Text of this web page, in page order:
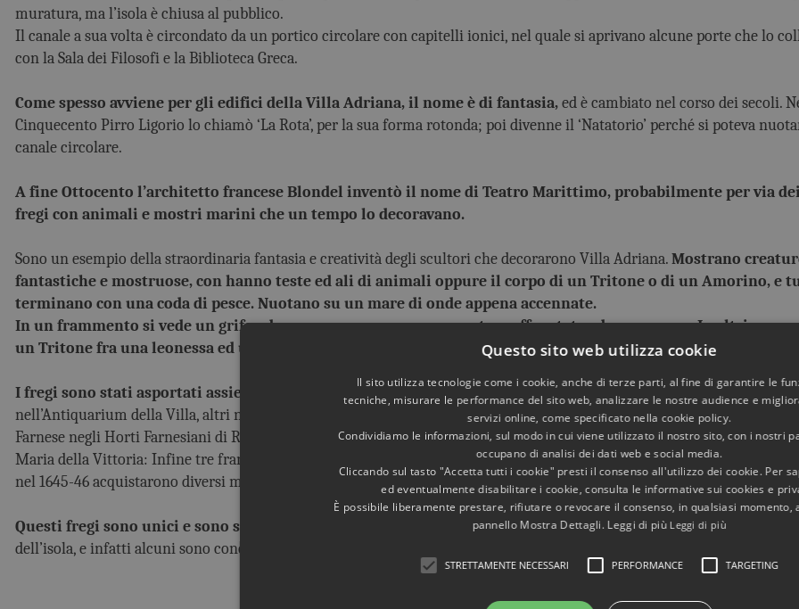
muratura, ma l’isola è chiusa al pubblico.
Il canale a sua volta è circondato da un portico circolare con capitelli ionici, nel quale si aprivano alcune porte che lo
con la Sala dei Filosofi e la Biblioteca Greca.
Come spesso avviene per gli edifici della Villa Adriana, il nome è di fantasia, ed è cambiato nel corso dei secoli.
Cinquecento Pirro Ligorio lo chiamò ‘La Rota’, per la sua forma rotonda; poi divenne il ‘Natatorio’ perché si poteva
canale circolare.
A fine Ottocento l’architetto francese Blondel inventò il nome di Teatro Marittimo, probabilmente per via
fregi con animali e mostri marini che un tempo lo decoravano.
Sono un esempio della straordinaria fantasia e creatività degli scultori che decorarono Villa Adriana. Mostrano
fantastiche e mostruose, con hanno teste ed ali di animali oppure il corpo di un Tritone o di un Amorino, e
terminano con una coda di pesce. Nuotano su un mare di onde appena accennate.
In un frammento si vede un grifo ed un caprone, oppure una pantera affrontata ad un caprone. In altri
un Tritone fra una leonessa ed un leone, un delfino oppure un drago marino cavalcati da un amorini.
I fregi sono stati asportati assieme alle colonne e ad altri marmi preziosi e si trovano oggi in diversi musei.
nell’Antiquarium della Villa, altri nell’Accademia dei Lincei di Roma, o nella Villa d’Este di Tivoli. Alcuni furono portati
Farnese negli Horti Farnesiani di Roma, altri ancora sono stati rintracciati a Percile non lontano da Roma, nella chiesa
Maria della Vittoria: Infine tre frammenti furono murati come decorazione nel complesso di Villa Doria Pamphili. I
nel 1645-46 acquistarono diversi marmi antichi a Tivoli.
Questi fregi sono unici e sono stati creati «in esclusiva» per l’imperatore.Decoravano gli architravi dei colonnati
dell’isola, e infatti alcuni sono concavi ed altri convessi.
Questo sito web utilizza cookie
Il sito utilizza tecnologie come i cookie, anche di terze parti, al fine di garantire le
tecniche, misurare le performance del sito web, analizzare le nostre audience e
servizi online, come specificato nella cookie policy.
Condividiamo le informazioni, sul modo in cui viene utilizzato il nostro sito, con i nostri
occupano di analisi dei dati web e social media.
Cliccando sul tasto "Accetta tutti i cookie" presti il consenso all'utilizzo dei cookie. Per
ed eventualmente disabilitare i cookie, consulta le informative sui cookies e
È possibile liberamente prestare, rifiutare o revocare il consenso, in qualsiasi momento,
pannello Mostra Dettagli. Leggi di piùLeggi di più
STRETTAMENTE NECESSARI PERFORMANCE TARGETING